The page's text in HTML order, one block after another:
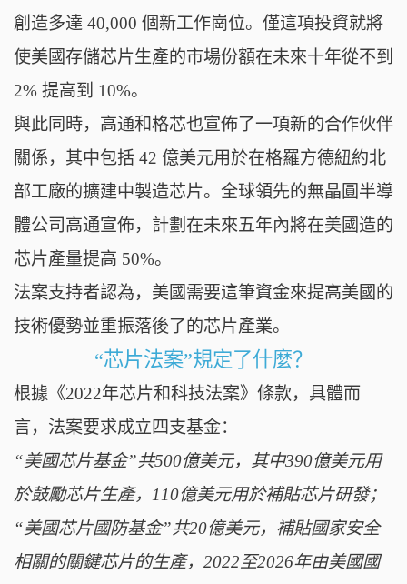
創造多達 40,000 個新工作崗位。僅這項投資就將
使美國存儲芯片生產的市場份額在未來十年從不到
2% 提高到 10%。
與此同時，高通和格芯也宣佈了一項新的合作伙伴
關係，其中包括 42 億美元用於在格羅方德紐約北
部工廠的擴建中製造芯片。全球領先的無晶圓半導
體公司高通宣佈，計劃在未來五年內將在美國造的
芯片產量提高 50%。
法案支持者認為，美國需要這筆資金來提高美國的
技術優勢並重振落後了的芯片產業。
“芯片法案”規定了什麼？
根據《2022年芯片和科技法案》條款，具體而
言，法案要求成立四支基金：
“美國芯片基金”共500億美元，其中390億美元用
於鼓勵芯片生產，110億美元用於補貼芯片研發；
“美國芯片國防基金”共20億美元，補貼國家安全
相關的關鍵芯片的生產，2022至2026年由美國國